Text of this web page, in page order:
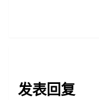
发表回复